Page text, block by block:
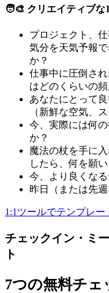
🧑‍🎨 クリエイティブな
プロジェクト、
気分を天気予報
か？
仕事中に圧倒さ
はどのくらいの
あなたにとって
（新鮮な空気、
今、実際には何
か？
魔法の杖を手に
したら、何を願
今、より良くな
昨日（または先
1:1ツールでテンプレー
チェックイン・ミ
ト
7つの無料チェ